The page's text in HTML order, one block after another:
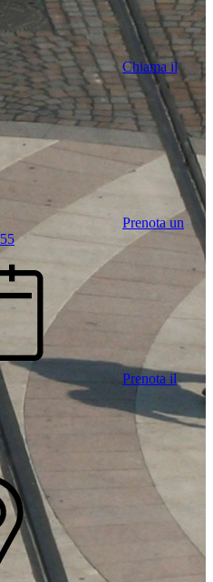
Chiama il
Prenota un
Prenota il